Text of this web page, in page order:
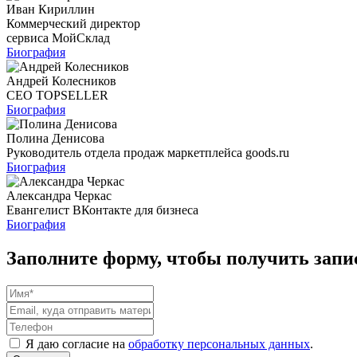
Иван Кириллин
Коммерческий директор
сервиса МойСклад
Биография
Андрей Колесников
CEO TOPSELLER
Биография
Полина Денисова
Руководитель отдела продаж маркетплейса goods.ru
Биография
Александра Черкас
Евангелист ВКонтакте для бизнеса
Биография
Заполните форму, чтобы получить
Я даю согласие на обработку персональных данных.